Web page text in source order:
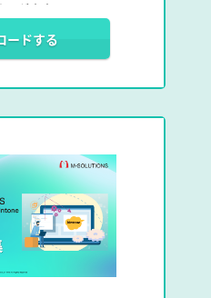
のが大変…」
をもっと効率化したい…」
一歩」を解決する、
ラグインを活用し、
させたのかを具体的にご
ードする